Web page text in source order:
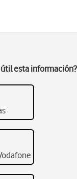
esta información?